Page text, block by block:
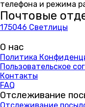
телефона и режима
Почтовые
175046 Светлицы
О нас
Политика
Пользовательское
Контакты
FAQ
Отслеживание